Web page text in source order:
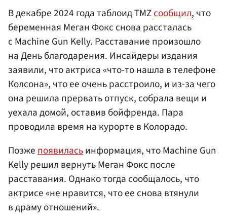
В декабре 2024 года таблоид TMZсообщил, что
беременная Меган Фокс снова рассталась
с Machine Gun Kelly. Расставание произошло
на День благодарения. Инсайдеры издания
заявили, что актриса «что-то нашла в телефоне
Колсона», что ее очень расстроило, и из-за чего
она решила прервать отпуск, собрала вещи и
уехала домой, оставив бойфренда. Пара
проводила время на курорте в Колорадо.
Позжепоявиласьинформация, что Machine Gun
Kelly решил вернуть Меган Фокс после
расставания. Однако тогда сообщалось, что
актрисе «не нравится, что ее снова втянули
в драму отношений».